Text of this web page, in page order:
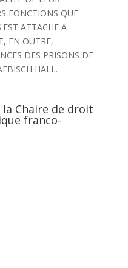
FONCTIONS QUE
ATTACHE A
EN OUTRE,
DES PRISONS DE
HALL.
Chaire de droit
franco-